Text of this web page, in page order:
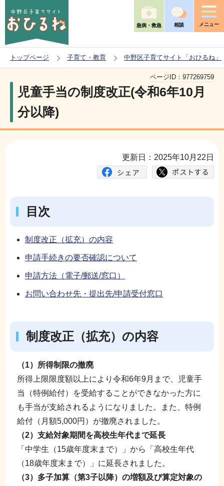
の
ー
す
急病・救急 相談 メニュー
トップページ 子育て・教育 中野区子育てサイト「おひるね」
か
児童手当の制度改正(令和6年10月
分以降)
ページID： 977269759
更新日：2025年10月22日
目次
制度改正（拡充）の内容
申請手続きの要否確認について
申請方法（電子/郵送/窓口）
お問い合わせ先・提出先/申請受付窓口
制度改正（拡充）の内容
（1）所得制限の撤廃
所得上限限度額以上により令和6年9月まで、児童手
当（特例給付）を受給することができなかった方に
も手当が支給されるようになりました。また、特例
給付（月額5,000円）が撤廃されました。
（2）支給対象期間を高校生年代まで延長
「中学生（15歳年度末まで）」から「高校生年代
（18歳年度末まで）」に延長されました。
（3）多子加算（第3子以降）の増額及び算定対象の